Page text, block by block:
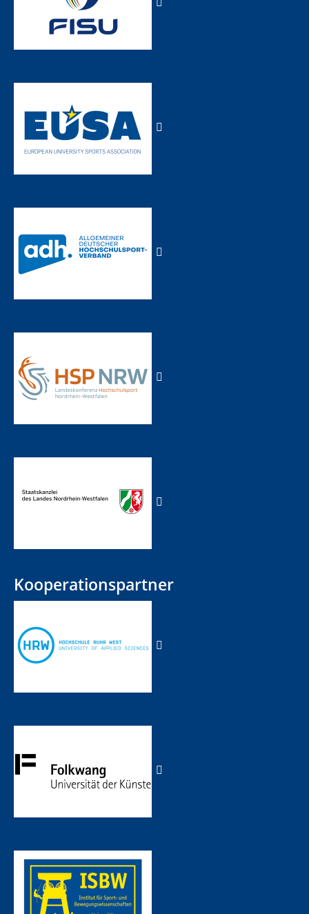
Kooperationspartner